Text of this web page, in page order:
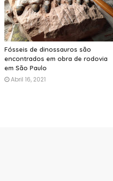
Fósseis de dinossauros são
encontrados em obra de rodovia
em São Paulo
Abril 16, 2021